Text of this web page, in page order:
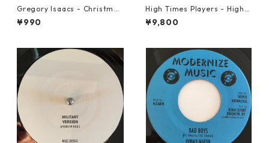
Gregory Isaacs - Christmas
Time Once Again【7-2058
9】
¥990
High Times Players - High T
imes Theme【7-21926】
¥9,800